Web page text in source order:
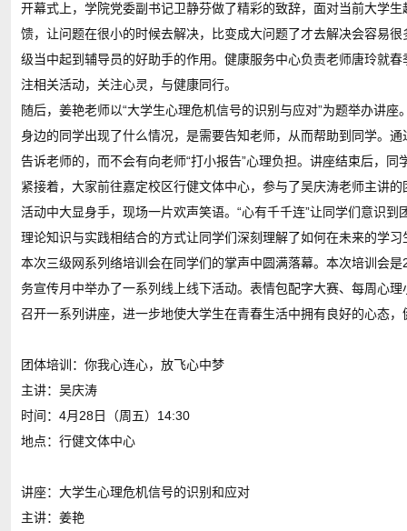
开幕式上，学院党委副书记卫静芬做了精彩的致辞，面对当前大学
馈，让问题在很小的时候去解决，比变成大问题了才去解决会容易
级当中起到辅导员的好助手的作用。健康服务中心负责老师唐玲就
注相关活动，关注心灵，与健康同行。
随后，姜艳老师以“大学生心理危机信号的识别与应对”为题举办讲
身边的同学出现了什么情况，是需要告知老师，从而帮助到同学。
告诉老师的，而不会有向老师“打小报告”心理负担。讲座结束后，同
紧接着，大家前往嘉定校区行健文体中心，参与了吴庆涛老师主讲
活动中大显身手，现场一片欢声笑语。“心有千千连”让同学们意识
理论知识与实践相结合的方式让同学们深刻理解了如何在未来的学
本次三级网系列络培训会在同学们的掌声中圆满落幕。本次培训会
务宣传月中举办了一系列线上线下活动。表情包配字大赛、每周心
召开一系列讲座，进一步地使大学生在青春生活中拥有良好的心态
团体培训：你我心连心，放飞心中梦
主讲：吴庆涛
时间：4月28日（周五）14:30
地点：行健文体中心
讲座：大学生心理危机信号的识别和应对
主讲：姜艳